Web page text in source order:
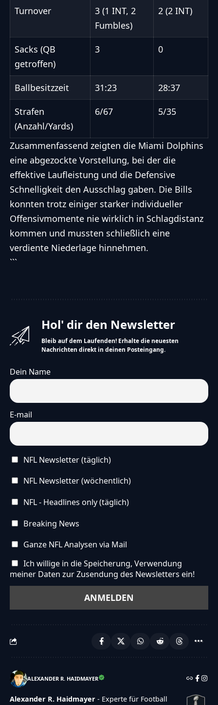
Turnover
3 (1 INT, 2
Fumbles)
2 (2 INT)
Sacks (QB
getroffen)
3 0
Ballbesitzzeit 31:23 28:37
Strafen
(Anzahl/Yards)
6/67 5/35
Zusammenfassend zeigten die Miami Dolphins
eine abgezockte Vorstellung, bei der die
effektive Laufleistung und die Defensive
Schnelligkeit den Ausschlag gaben. Die Bills
konnten trotz einiger starker individueller
Offensivmomente nie wirklich in Schlagdistanz
kommen und mussten schließlich eine
verdiente Niederlage hinnehmen.
```
Hol' dir den Newsletter
Bleib auf dem Laufenden! Erhalte die neuesten
Nachrichten direkt in deinen Posteingang.
Dein Name
E-mail
NFL Newsletter (täglich)
NFL Newsletter (wöchentlich)
NFL - Headlines only (täglich)
Breaking News
Ganze NFL Analysen via Mail
Ich willige in die Speicherung, Verwendung
meiner Daten zur Zusendung des Newsletters ein!
ALEXANDER R. HAIDMAYER
Alexander R. Haidmayer - Experte für Football